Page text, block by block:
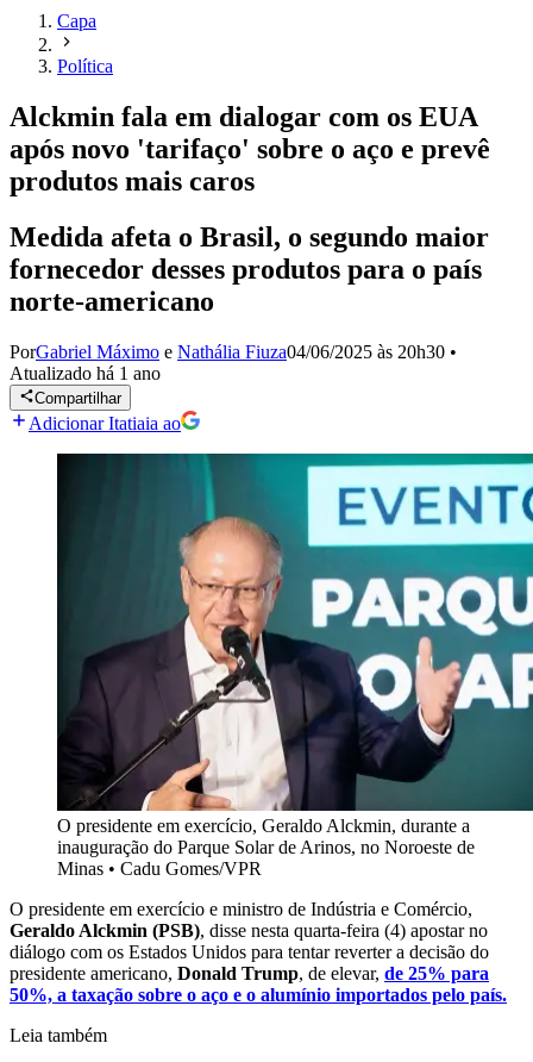
Capa
Política
Alckmin fala em dialogar com os EUA
após novo 'tarifaço' sobre o aço e prevê
produtos mais caros
Medida afeta o Brasil, o segundo maior
fornecedor desses produtos para o país
norte-americano
PorGabriel Máximo e Nathália Fiuza04/06/2025 às 20h30 •
Atualizado há 1 ano
Compartilhar
Adicionar Itatiaia ao
O presidente em exercício, Geraldo Alckmin, durante a
inauguração do Parque Solar de Arinos, no Noroeste de
Minas • Cadu Gomes/VPR
O presidente em exercício e ministro de Indústria e Comércio,
Geraldo Alckmin (PSB), disse nesta quarta-feira (4) apostar no
diálogo com os Estados Unidos para tentar reverter a decisão do
presidente americano, Donald Trump, de elevar, de 25% para
50%, a taxação sobre o aço e o alumínio importados pelo país.
Leia também